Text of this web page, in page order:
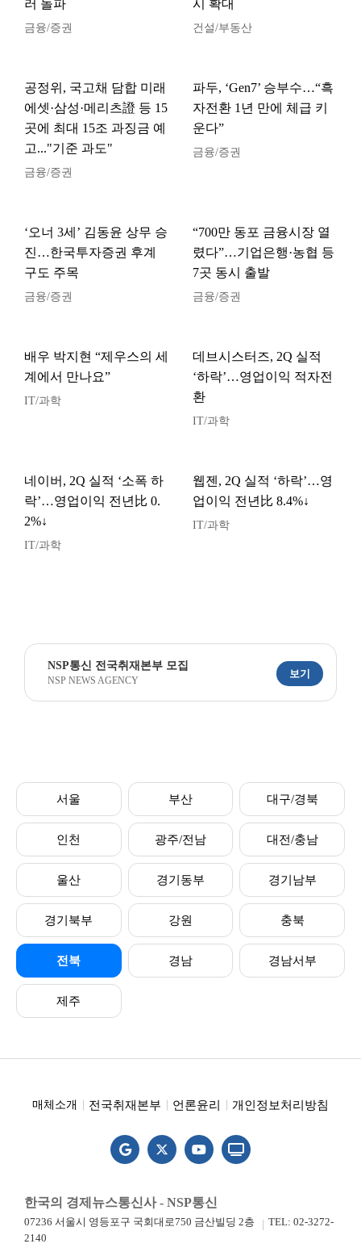
러 돌파
금융/증권
시 확대
건설/부동산
공정위, 국고채 담합 미래
에셋·삼성·메리츠證 등 15
곳에 최대 15조 과징금 예
고..."기준 과도"
금융/증권
파두, ‘Gen7’ 승부수…“흑
자전환 1년 만에 체급 키
운다”
금융/증권
‘오너 3세’ 김동윤 상무 승
진…한국투자증권 후계
구도 주목
금융/증권
“700만 동포 금융시장 열
렸다”…기업은행·농협 등
7곳 동시 출발
금융/증권
배우 박지현 “제우스의 세
계에서 만나요”
IT/과학
데브시스터즈, 2Q 실적
‘하락’…영업이익 적자전
환
IT/과학
네이버, 2Q 실적 ‘소폭 하
락’…영업이익 전년比 0.
2%↓
IT/과학
웹젠, 2Q 실적 ‘하락’…영
업이익 전년比 8.4%↓
IT/과학
NSP통신 전국취재본부 모집
NSP NEWS AGENCY
보기
서울 부산 대구/경북
인천 광주/전남 대전/충남
울산 경기동부 경기남부
경기북부 강원 충북
전북 경남 경남서부
제주
매체소개 전국취재본부 언론윤리 개인정보처리방침
한국의 경제뉴스통신사 - NSP통신
07236 서울시 영등포구 국회대로750 금산빌딩 2층
TEL: 02-3272-
2140